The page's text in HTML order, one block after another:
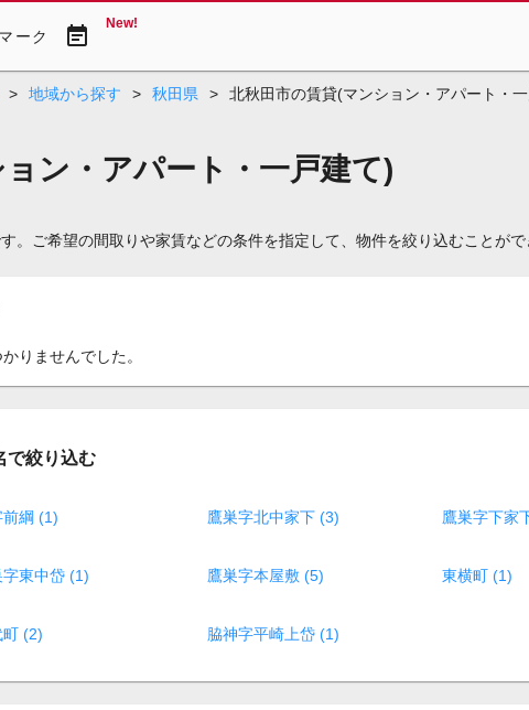
ーク event_note New!
> 地域から探す > 秋田県 > 北秋田市の賃貸(マンション・アパート・
ン・アパート・一戸建て)
ご希望の間取りや家賃などの条件を指定して、物件を絞り込むことがで
かりませんでした。
で絞り込む
前綱 (1) 鷹巣字北中家下 (3) 鷹巣字下家
字東中岱 (1) 鷹巣字本屋敷 (5) 東横町 (1)
町 (2) 脇神字平崎上岱 (1)